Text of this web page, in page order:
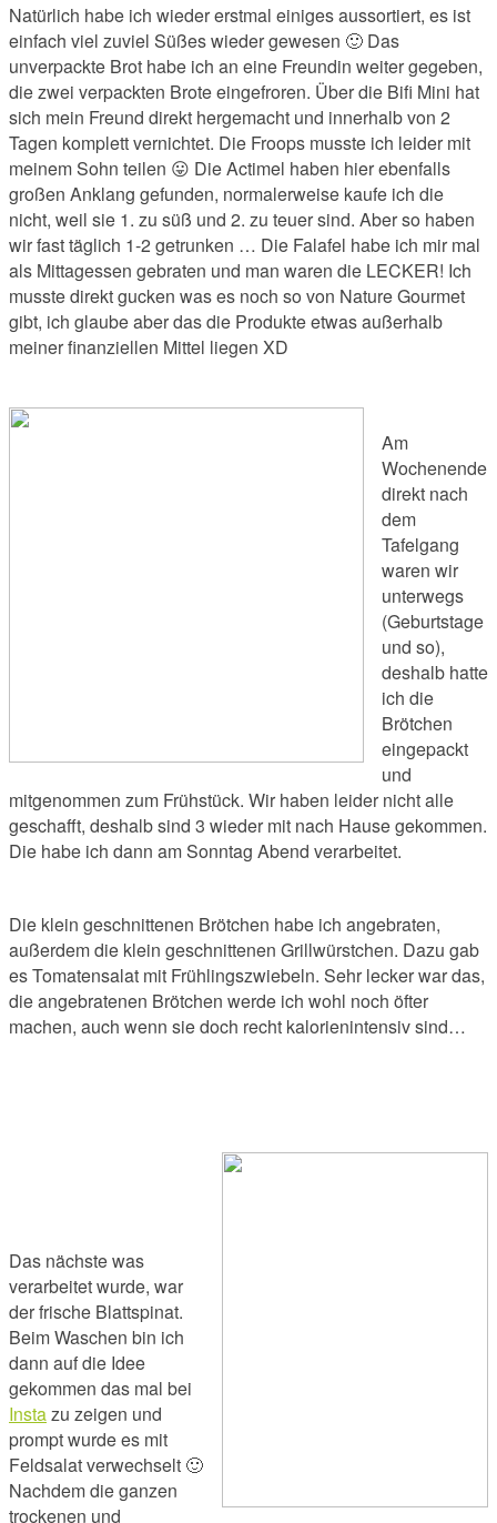
Natürlich habe ich wieder erstmal einiges aussortiert, es ist
einfach viel zuviel Süßes wieder gewesen 🙂 Das
unverpackte Brot habe ich an eine Freundin weiter gegeben,
die zwei verpackten Brote eingefroren. Über die Bifi Mini hat
sich mein Freund direkt hergemacht und innerhalb von 2
Tagen komplett vernichtet. Die Froops musste ich leider mit
meinem Sohn teilen 😛 Die Actimel haben hier ebenfalls
großen Anklang gefunden, normalerweise kaufe ich die
nicht, weil sie 1. zu süß und 2. zu teuer sind. Aber so haben
wir fast täglich 1-2 getrunken … Die Falafel habe ich mir mal
als Mittagessen gebraten und man waren die LECKER! Ich
musste direkt gucken was es noch so von Nature Gourmet
gibt, ich glaube aber das die Produkte etwas außerhalb
meiner finanziellen Mittel liegen XD
Am
Wochenende
direkt nach
dem
Tafelgang
waren wir
unterwegs
(Geburtstage
und so),
deshalb hatte
ich die
Brötchen
eingepackt
und
mitgenommen zum Frühstück. Wir haben leider nicht alle
geschafft, deshalb sind 3 wieder mit nach Hause gekommen.
Die habe ich dann am Sonntag Abend verarbeitet.
Die klein geschnittenen Brötchen habe ich angebraten,
außerdem die klein geschnittenen Grillwürstchen. Dazu gab
es Tomatensalat mit Frühlingszwiebeln. Sehr lecker war das,
die angebratenen Brötchen werde ich wohl noch öfter
machen, auch wenn sie doch recht kalorienintensiv sind…
Das nächste was
verarbeitet wurde, war
der frische Blattspinat.
Beim Waschen bin ich
dann auf die Idee
gekommen das mal bei
Instazu zeigen und
prompt wurde es mit
Feldsalat verwechselt 🙂
Nachdem die ganzen
trockenen und